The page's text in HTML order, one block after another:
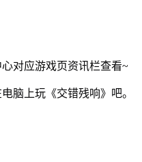
对应游戏页资讯栏查看~
脑上玩《交错残响》吧。